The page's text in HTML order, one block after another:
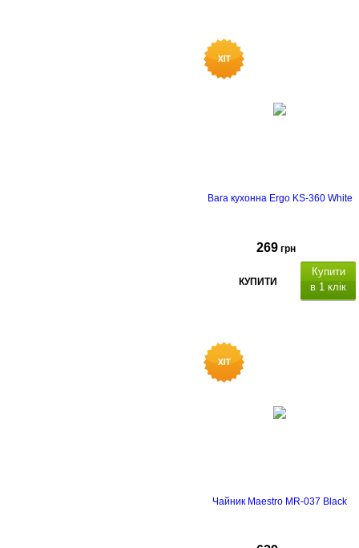
атмосфери)
вакуумування: 7
зварювального шва: 2мм,
зовнішніх контейнерів,
вага1.15 Кг.Гарантійний термін
Вага кухонна Ergo KS-360 White
269 грн
КУПИТИ
Купити
в 1 клік
Чайник Maestro MR-037 Black